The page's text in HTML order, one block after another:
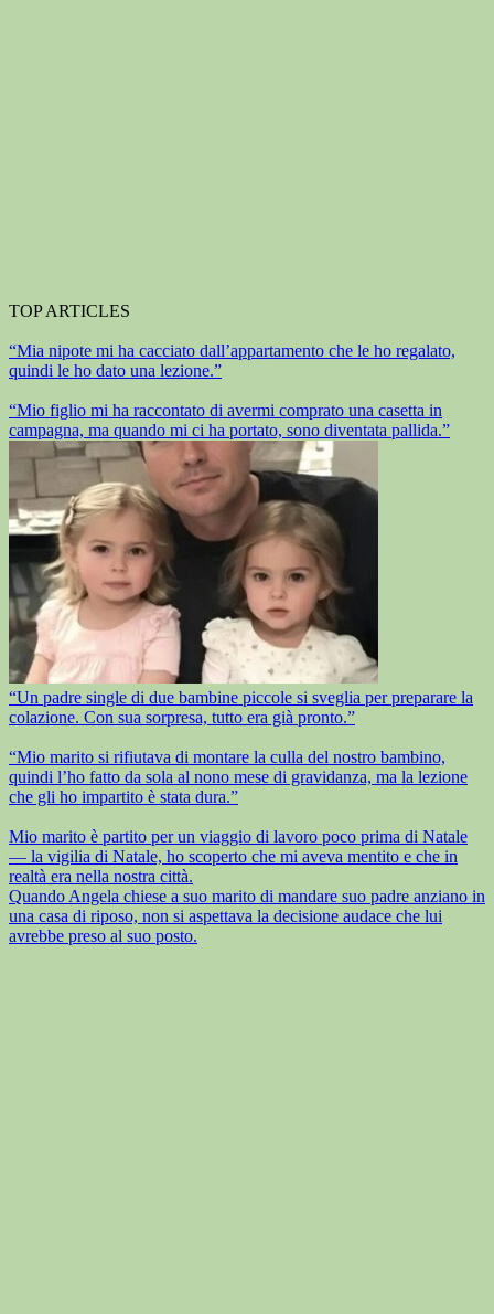
TOP ARTICLES
“Mia nipote mi ha cacciato dall’appartamento che le ho regalato,
quindi le ho dato una lezione.”
“Mio figlio mi ha raccontato di avermi comprato una casetta in
campagna, ma quando mi ci ha portato, sono diventata pallida.”
“Un padre single di due bambine piccole si sveglia per preparare la
colazione. Con sua sorpresa, tutto era già pronto.”
“Mio marito si rifiutava di montare la culla del nostro bambino,
quindi l’ho fatto da sola al nono mese di gravidanza, ma la lezione
che gli ho impartito è stata dura.”
Mio marito è partito per un viaggio di lavoro poco prima di Natale
— la vigilia di Natale, ho scoperto che mi aveva mentito e che in
realtà era nella nostra città.
Quando Angela chiese a suo marito di mandare suo padre anziano in
una casa di riposo, non si aspettava la decisione audace che lui
avrebbe preso al suo posto.